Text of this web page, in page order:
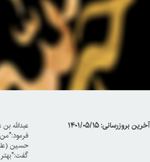
آخرین بروزرسانی: ۱۴۰۱/۰۵/۱۵
عبدالله
فرمود:"من
حسین